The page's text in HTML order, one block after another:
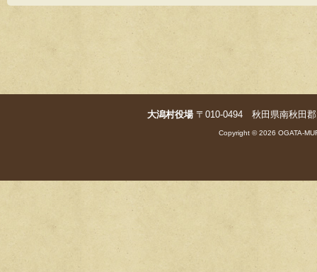
tt
c
e
b
大潟村役場〒010-0494 秋田県南秋田
Copyright © 2026 OGATA-